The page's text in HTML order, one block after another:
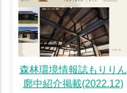
森林環境情報誌もりりん
廓中紹介掲載(2022.12)